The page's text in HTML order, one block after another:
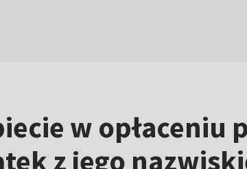
w opłaceniu
z jego